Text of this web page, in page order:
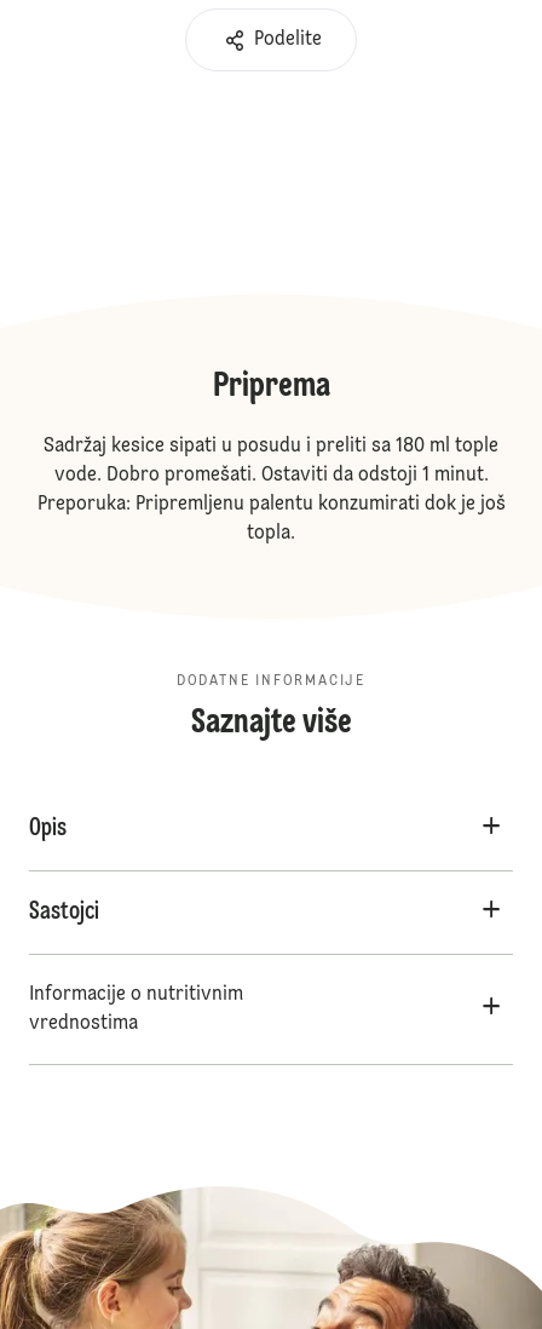
Podelite
Priprema
Sadržaj kesice sipati u posudu i preliti sa 180 ml tople
vode. Dobro promešati. Ostaviti da odstoji 1 minut.
Preporuka: Pripremljenu palentu konzumirati dok je još
topla.
DODATNE INFORMACIJE
Saznajte više
Opis
Sastojci
Informacije o nutritivnim
vrednostima